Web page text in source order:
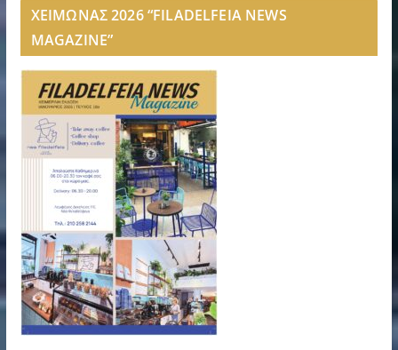
ΧΕΙΜΩΝΑΣ 2026 “FILADELFEIA NEWS
MAGAZINE”